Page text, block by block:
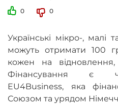
0
0
Українські мікро-, малі
можуть отримати 100
кожен на відновлення,
Фінансування є
EU4Business, яка
Союзом та урядом